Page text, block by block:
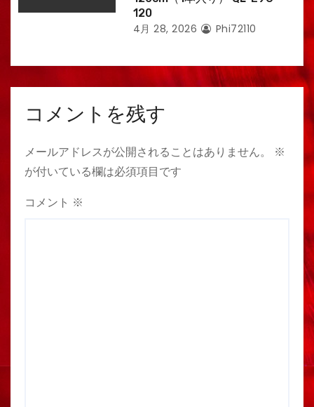
120
4月 28, 2026 Phi72110
コメントを残す
メールアドレスが公開されることはありません。
※
が付いている欄は必須項目です
コメント ※